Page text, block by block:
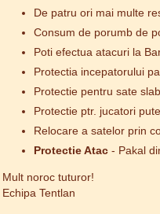
De patru ori mai multe
Consum de porumb de
Poti efectua atacuri la
Protectia incepatorului
Protectie pentru sate
Protectie ptr. jucatori
Relocare a satelor prin
Protectie Atac - Pakal
Mult noroc tuturor!
Echipa Tentlan